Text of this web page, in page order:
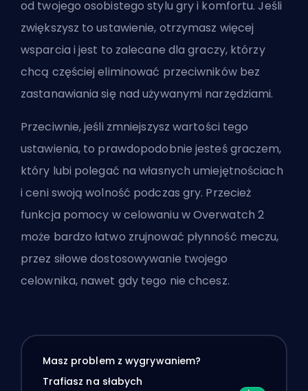
od twojego osobistego stylu gry i komfortu. Jeśli
zwiększysz to ustawienie, otrzymasz więcej
wsparcia i jest to zalecane dla graczy, którzy
chcą częściej eliminować przeciwników bez
zastanawiania się nad używanymi narzędziami.
Przeciwnie, jeśli zmniejszysz wartości tego
ustawienia, to prawdopodobnie jesteś graczem,
który lubi polegać na własnych umiejętnościach
i ceni swoją wolność podczas gry. Przecież
funkcja pomocy w celowaniu w Overwatch 2
może bardzo łatwo zrujnować płynność meczu,
przez siłowe dostosowywanie twojego
celownika, nawet gdy tego nie chcesz.
Masz problem z wygrywaniem?
Trafiasz na słabych